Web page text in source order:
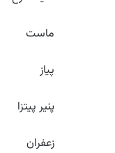
ماست
پنیر